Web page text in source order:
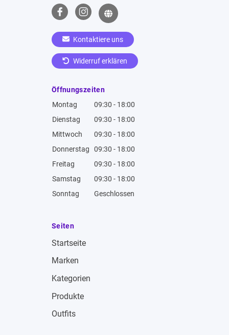
Kontaktiere uns
Widerruf erklären
Öffnungszeiten
Montag
09:30 - 18:00
Dienstag
09:30 - 18:00
Mittwoch
09:30 - 18:00
Donnerstag
09:30 - 18:00
Freitag
09:30 - 18:00
Samstag
09:30 - 18:00
Sonntag
Geschlossen
Seiten
Startseite
Marken
Kategorien
Produkte
Outfits